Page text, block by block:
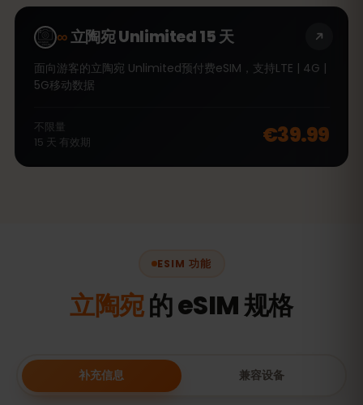
∞立陶宛 Unlimited 15 天
面向游客的立陶宛 Unlimited预付费eSIM，支持LTE | 4G |
5G移动数据
不限量
15 天 有效期 €39.99
ESIM 功能
立陶宛的 eSIM 规格
补充信息 兼容设备